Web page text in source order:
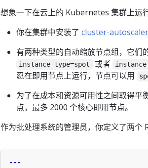
想象一下在云上的 Kubernetes 集群上运
你在集群中安装了 cluster-autoscaler
有两种类型的自动缩放节点组，它们
instance-type=spot 或者
忍在即用节点上运行，节点可以用
为了在成本和资源可用性之间取得平
点，最多 2000 个核心即用节点。
作为批处理系统的管理员，你定义了两个
---